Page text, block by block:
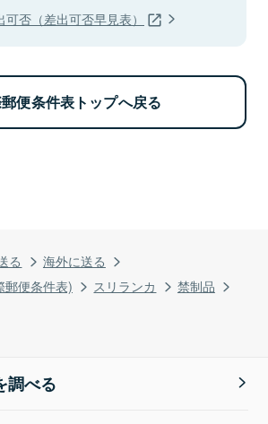
る
海外に送る
郵便条件表)
スリランカ
禁制品
否（差出可否早見表）
便条件表トップへ戻る
調べる